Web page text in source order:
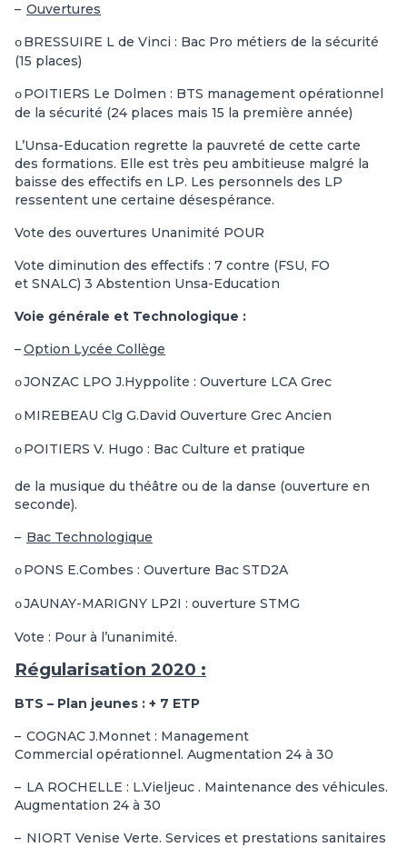
– Ouvertures
oBRESSUIRE L de Vinci : Bac Pro métiers de la sécurité
(15 places)
oPOITIERS Le Dolmen : BTS management opérationnel
de la sécurité (24 places mais 15 la première année)
L’Unsa-Education regrette la pauvreté de cette carte
des formations. Elle est très peu ambitieuse malgré la
baisse des effectifs en LP. Les personnels des LP
ressentent une certaine désespérance.
Vote des ouvertures Unanimité POUR
Vote diminution des effectifs : 7 contre (FSU, FO
et SNALC) 3 Abstention Unsa-Education
Voie générale et Technologique :
–Option Lycée Collège
oJONZAC LPO J.Hyppolite : Ouverture LCA Grec
oMIREBEAU Clg G.David Ouverture Grec Ancien
oPOITIERS V. Hugo : Bac Culture et pratique
de la musique du théâtre ou de la danse (ouverture en
seconde).
– Bac Technologique
oPONS E.Combes : Ouverture Bac STD2A
oJAUNAY-MARIGNY LP2I : ouverture STMG
Vote : Pour à l’unanimité.
Régularisation 2020 :
BTS – Plan jeunes : + 7 ETP
– COGNAC J.Monnet : Management
Commercial opérationnel. Augmentation 24 à 30
– LA ROCHELLE : L.Vieljeuc . Maintenance des véhicules.
Augmentation 24 à 30
– NIORT Venise Verte. Services et prestations sanitaires